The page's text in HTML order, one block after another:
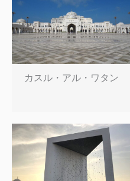
カスル・アル・ワタン